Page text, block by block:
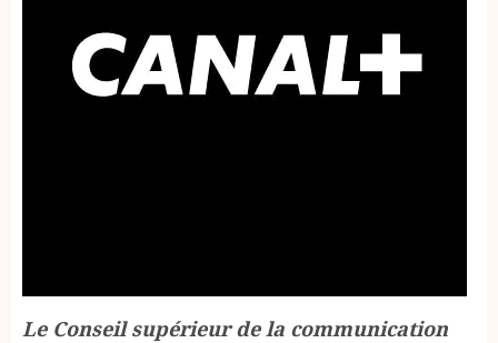
Le Conseil supérieur de la communication